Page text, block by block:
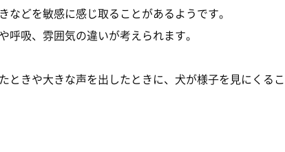
どを敏感に感じ取ることがあるようです。
吸、雰囲気の違いが考えられます。
ときや大きな声を出したときに、犬が様子を見にくるこ